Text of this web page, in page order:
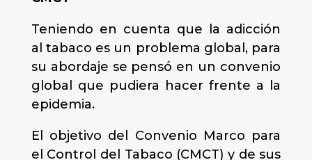
Teniendo en cuenta que la adicción
al tabaco es un problema global, para
su abordaje se pensó en un convenio
global que pudiera hacer frente a la
epidemia.
El objetivo del Convenio Marco para
el Control del Tabaco (CMCT) y de sus